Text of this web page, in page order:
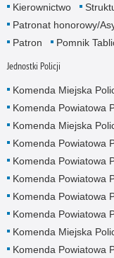
Kierownictwo
Patronat honorowy/
Patron
Pomnik
Jednostki Policji
Komenda Miejska
Komenda Powiatowa
Komenda Miejska
Komenda Powiatowa
Komenda Powiatowa
Komenda Powiatowa
Komenda Powiatowa
Komenda Powiatowa
Komenda Miejska
Komenda Powiatowa